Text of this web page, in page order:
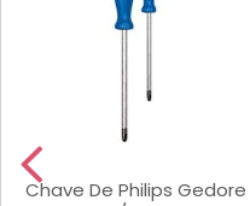
Chave De Philips Gedore